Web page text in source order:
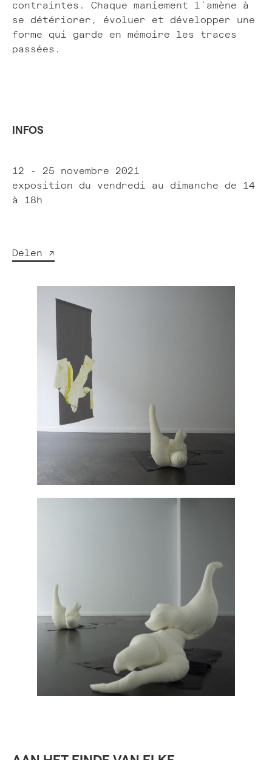
contraintes. Chaque maniement l’amène à
se détériorer, évoluer et développer une
forme qui garde en mémoire les traces
passées.
INFOS
12 - 25 novembre 2021
exposition du vendredi au dimanche de 14
à 18h
Delen ↗︎